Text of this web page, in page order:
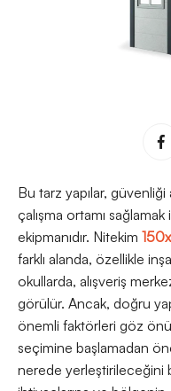
Bu tarz yapılar,
çalışma ortamı
ekipmanıdır. Nitekim
farklı alanda, özellikle
okullarda, alışveriş
görülür. Ancak, doğru
önemli faktörleri göz
seçimine başlamadan
nerede yerleştirileceğini